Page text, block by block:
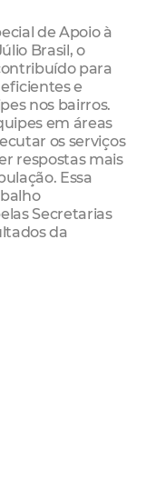
de Apoio à
Brasil, o
para
e
nos bairros.
em áreas
os serviços
respostas mais
Essa
Secretarias
da